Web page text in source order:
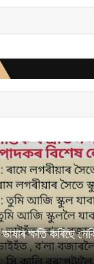
ক্ষতি কৰিছে